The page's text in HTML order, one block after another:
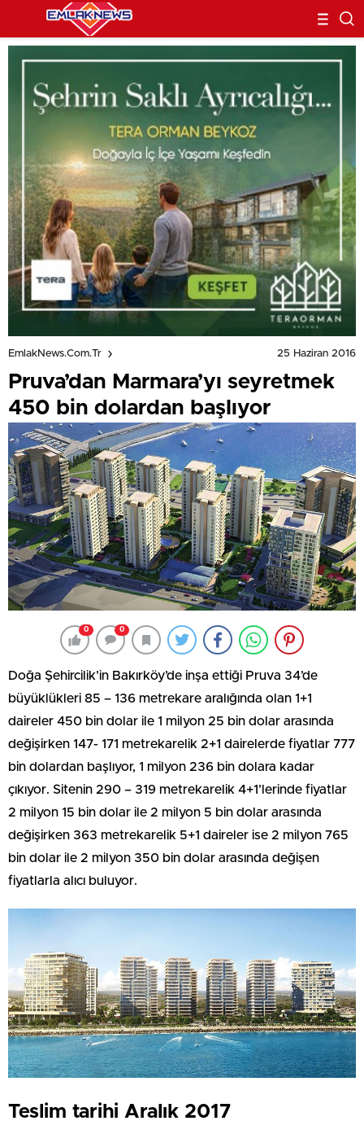
EmlakNews.com.tr 25 Haziran 2016
Pruva’dan Marmara’yı seyretmek
450 bin dolardan başlıyor
0 0
Doğa Şehircilik’in Bakırköy’de inşa ettiği Pruva 34’de
büyüklükleri 85 – 136 metrekare aralığında olan 1+1
daireler 450 bin dolar ile 1 milyon 25 bin dolar arasında
değişirken 147- 171 metrekarelik 2+1 dairelerde fiyatlar 777
bin dolardan başlıyor, 1 milyon 236 bin dolara kadar
çıkıyor. Sitenin 290 – 319 metrekarelik 4+1’lerinde fiyatlar
2 milyon 15 bin dolar ile 2 milyon 5 bin dolar arasında
değişirken 363 metrekarelik 5+1 daireler ise 2 milyon 765
bin dolar ile 2 milyon 350 bin dolar arasında değişen
fiyatlarla alıcı buluyor.
Teslim tarihi Aralık 2017